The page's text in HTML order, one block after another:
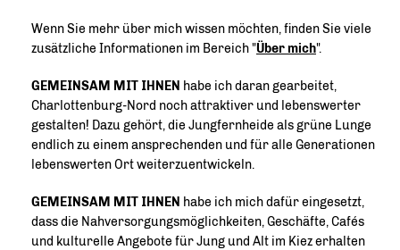
Wenn Sie mehr über mich wissen möchten, finden Sie viele
zusätzliche Informationen im Bereich "Über mich".
GEMEINSAM MIT IHNEN habe ich daran gearbeitet,
Charlottenburg-Nord noch attraktiver und lebenswerter
gestalten! Dazu gehört, die Jungfernheide als grüne Lunge
endlich zu einem ansprechenden und für alle Generationen
lebenswerten Ort weiterzuentwickeln.
GEMEINSAM MIT IHNEN habe ich mich dafür eingesetzt,
dass die Nahversorgungsmöglichkeiten, Geschäfte, Cafés
und kulturelle Angebote für Jung und Alt im Kiez erhalten